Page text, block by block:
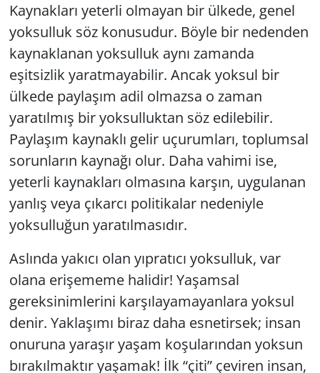
Kaynakları yeterli olmayan bir ülkede, genel
yoksulluk söz konusudur. Böyle bir nedenden
kaynaklanan yoksulluk aynı zamanda
eşitsizlik yaratmayabilir. Ancak yoksul bir
ülkede paylaşım adil olmazsa o zaman
yaratılmış bir yoksulluktan söz edilebilir.
Paylaşım kaynaklı gelir uçurumları, toplumsal
sorunların kaynağı olur. Daha vahimi ise,
yeterli kaynakları olmasına karşın, uygulanan
yanlış veya çıkarcı politikalar nedeniyle
yoksulluğun yaratılmasıdır.
Aslında yakıcı olan yıpratıcı yoksulluk, var
olana erişememe halidir! Yaşamsal
gereksinimlerini karşılayamayanlara yoksul
denir. Yaklaşımı biraz daha esnetirsek; insan
onuruna yaraşır yaşam koşularından yoksun
bırakılmaktır yaşamak! İlk “çiti” çeviren insan,
HABERDE İNSAN
KÜLTÜR SANAT
MAGAZİN
POLİTİKA
RESMİ İLANLAR
SAĞLIK
SİYASET
SPOR
Yerel